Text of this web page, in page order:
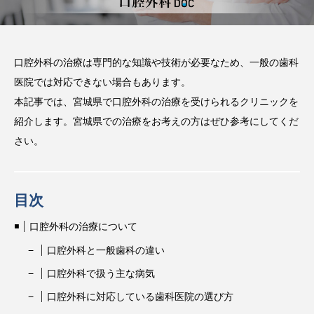
注目のトピック
コラム
口腔外科の治療は専門的な知識や技術が必要なため、一般の歯科
医院では対応できない場合もあります。
本記事では、宮城県で口腔外科の治療を受けられるクリニックを
紹介します。宮城県での治療をお考えの方はぜひ参考にしてくだ
さい。
目次
口腔外科の治療について
口腔外科と一般歯科の違い
口腔外科で扱う主な病気
口腔外科に対応している歯科医院の選び方